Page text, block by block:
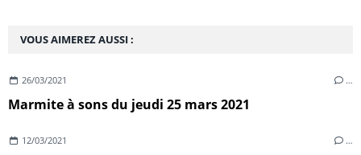
VOUS AIMEREZ AUSSI :
26/03/2021 …
Marmite à sons du jeudi 25 mars 2021
12/03/2021 …